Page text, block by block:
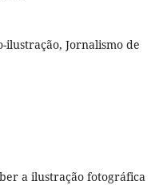
ilustração, Jornalismo de
a ilustração fotográfica